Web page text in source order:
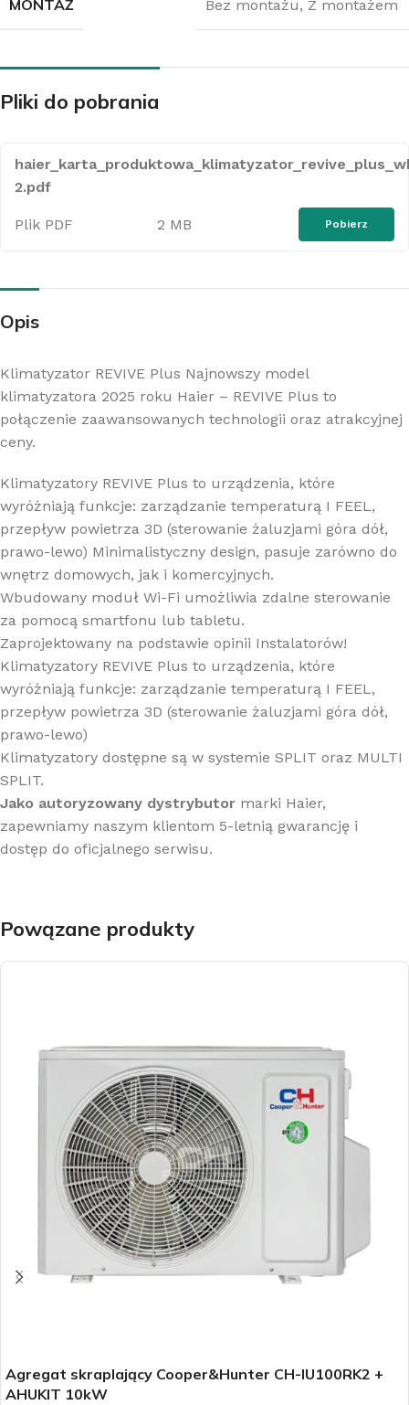
MONTAŻ Bez montażu, Z montażem
Pliki do pobrania
2.pdf
Plik PDF 2 MB Pobierz
Opis
Klimatyzator REVIVE Plus Najnowszy model
klimatyzatora 2025 roku Haier – REVIVE Plus to
połączenie zaawansowanych technologii oraz atrakcyjnej
ceny.
Klimatyzatory REVIVE Plus to urządzenia, które
wyróżniają funkcje: zarządzanie temperaturą I FEEL,
przepływ powietrza 3D (sterowanie żaluzjami góra dół,
prawo-lewo) Minimalistyczny design, pasuje zarówno do
wnętrz domowych, jak i komercyjnych.
Wbudowany moduł Wi-Fi umożliwia zdalne sterowanie
za pomocą smartfonu lub tabletu.
Zaprojektowany na podstawie opinii Instalatorów!
Klimatyzatory REVIVE Plus to urządzenia, które
wyróżniają funkcje: zarządzanie temperaturą I FEEL,
przepływ powietrza 3D (sterowanie żaluzjami góra dół,
prawo-lewo)
Klimatyzatory dostępne są w systemie SPLIT oraz MULTI
SPLIT.
Jako autoryzowany dystrybutor marki Haier,
zapewniamy naszym klientom 5-letnią gwarancję i
dostęp do oficjalnego serwisu.
Powązane produkty
Agregat skraplający Cooper&Hunter CH-IU100RK2 +
AHUKIT 10kW